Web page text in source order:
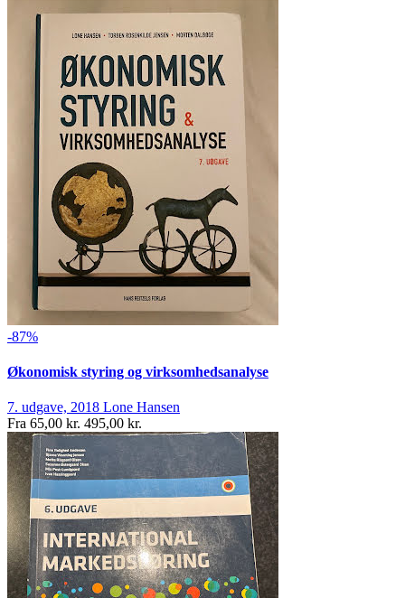
-87%
Økonomisk styring og virksomhedsanalyse
7. udgave, 2018 Lone Hansen
Fra 65,00 kr. 495,00 kr.